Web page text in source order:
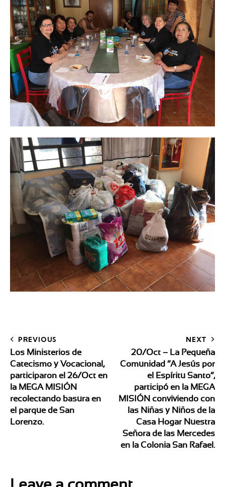
PREVIOUS
Los Ministerios de
Catecismo y Vocacional,
participaron el 26/Oct en
la MEGA MISIÓN
recolectando basura en
el parque de San
Lorenzo.
NEXT
20/Oct – La Pequeña
Comunidad “A Jesús por
el Espíritu Santo”,
participó en la MEGA
MISIÓN conviviendo con
las Niñas y Niños de la
Casa Hogar Nuestra
Señora de las Mercedes
en la Colonia San Rafael.